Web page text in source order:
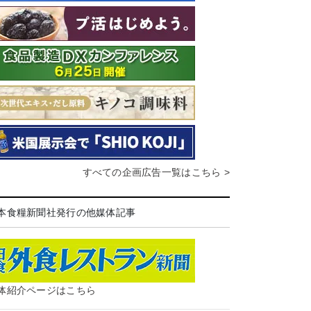
すべての企画広告一覧はこちら >
食糧新聞社発行の他媒体記事
紹介ページはこちら